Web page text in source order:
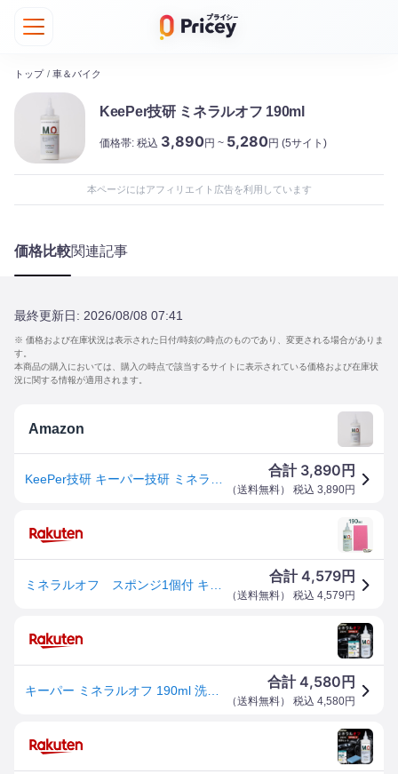
トップ / 車＆バイク
KeePer技研 ミネラルオフ 190ml
価格帯: 税込 3,890円 ~ 5,280円 (5サイト)
本ページにはアフィリエイト広告を利用しています
価格比較関連記事
最終更新日: 2026/08/08 07:41
※ 価格および在庫状況は表示された日付/時刻の時点のものであり、変更される場合がありま
す。
本商品の購入においては、購入の時点で該当するサイトに表示されている価格および在庫状
況に関する情報が適用されます。
Amazon
合計 3,890 円
（送料無料） 税込 3,890円
合計4,579円
（送料無料） 税込 4,579 円
合計4,580 円
（送料無料） 税込 4,580円